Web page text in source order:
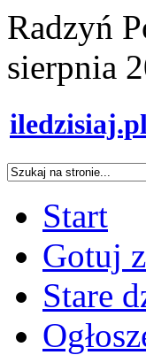
Radzyń
sierpnia
Start
Gotuj
Stare